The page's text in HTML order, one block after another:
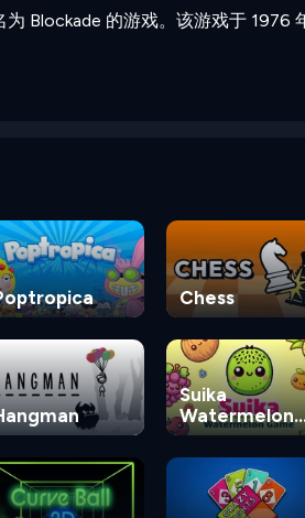
Blockade 的游戏。该游戏于 1976
Chess
Suika
Watermelon
Game